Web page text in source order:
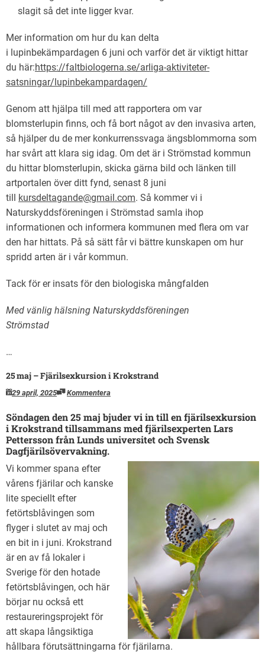
slagit så det inte ligger kvar.
Mer information om hur du kan delta
i lupinbekämpardagen 6 juni och varför det är viktigt hittar
du här:https://faltbiologerna.se/arliga-aktiviteter-
satsningar/lupinbekampardagen/
Genom att hjälpa till med att rapportera om var
blomsterlupin finns, och få bort något av den invasiva arten,
så hjälper du de mer konkurrenssvaga ängsblommorna som
har svårt att klara sig idag. Om det är i Strömstad kommun
du hittar blomsterlupin, skicka gärna bild och länken till
artportalen över ditt fynd, senast 8 juni
till kursdeltagande@gmail.com. Så kommer vi i
Naturskyddsföreningen i Strömstad samla ihop
informationen och informera kommunen med flera om var
den har hittats. På så sätt får vi bättre kunskapen om hur
spridd arten är i vår kommun.
Tack för er insats för den biologiska mångfalden
Med vänlig hälsning Naturskyddsföreningen
Strömstad
…
25 maj – Fjärilsexkursion i Krokstrand
29 april, 2025 Kommentera
Söndagen den 25 maj bjuder vi in till en fjärilsexkursion
i Krokstrand tillsammans med fjärilsexperten Lars
Pettersson från Lunds universitet och Svensk
Dagfjärilsövervakning.
Vi kommer spana efter
vårens fjärilar och kanske
lite speciellt efter
fetörtsblåvingen som
flyger i slutet av maj och
en bit in i juni. Krokstrand
är en av få lokaler i
Sverige för den hotade
fetörtsblåvingen, och här
börjar nu också ett
restaureringsprojekt för
att skapa långsiktiga
hållbara förutsättningarna för fjärilarna.